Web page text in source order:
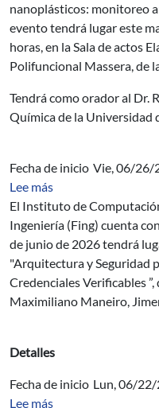
nanoplásticos: monitoreo
evento tendrá lugar este
horas, en la Sala de actos
Polifuncional Massera, de
Tendrá como orador al Dr.
Química de la Universidad
Fecha de inicio Vie, 06/26/
Lee mássobre Seminario
El Instituto de
Ingeniería (Fing) cuenta
de junio de 2026 tendrá
"Arquitectura y Seguridad
Credenciales Verificables
Maximiliano Maneiro,
Detalles
Fecha de inicio Lun, 06/
Lee mássobre Seminario